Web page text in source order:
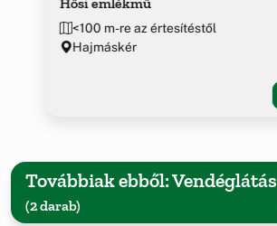
Hősi emlékmű
<100 m-re az értesítéstől
Hajmáskér
Továbbiak ebből: Vendéglátás
(2 darab)